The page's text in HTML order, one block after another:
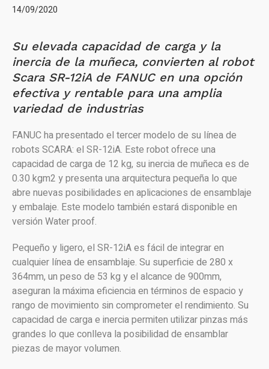
14/09/2020
Su elevada capacidad de carga y la
inercia de la muñeca, convierten al robot
Scara SR-12iA de FANUC en una opción
efectiva y rentable para una amplia
variedad de industrias
FANUC ha presentado el tercer modelo de su línea de
robots SCARA: el SR-12iA. Este robot ofrece una
capacidad de carga de 12 kg, su inercia de muñeca es de
0.30 kgm2 y presenta una arquitectura pequeña lo que
abre nuevas posibilidades en aplicaciones de ensamblaje
y embalaje. Este modelo también estará disponible en
versión Water proof.
Pequeño y ligero, el SR-12iA es fácil de integrar en
cualquier línea de ensamblaje. Su superficie de 280 x
364mm, un peso de 53 kg y el alcance de 900mm,
aseguran la máxima eficiencia en términos de espacio y
rango de movimiento sin comprometer el rendimiento. Su
capacidad de carga e inercia permiten utilizar pinzas más
grandes lo que conlleva la posibilidad de ensamblar
piezas de mayor volumen.